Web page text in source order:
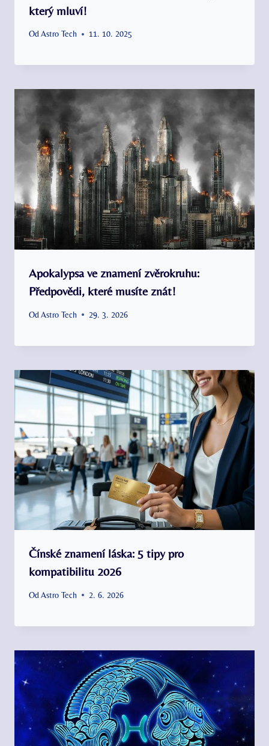
který mluví!
OdAstro Tech 11. 10. 2025
Apokalypsa ve znamení zvěrokruhu:
Předpovědi, které musíte znát!
Od Astro Tech 29. 3. 2026
Čínské znamení láska: 5 tipy pro
kompatibilitu 2026
Od Astro Tech 2. 6. 2026